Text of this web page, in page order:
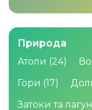
Природа
Атоли (24)
Гори (17)
Затоки та